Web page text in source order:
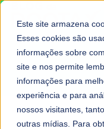
Este site armazena
Esses cookies são
informações sobre
site e nos permite
informações para
experiência e para
nossos visitantes,
outras mídias. Para
Fale conosco